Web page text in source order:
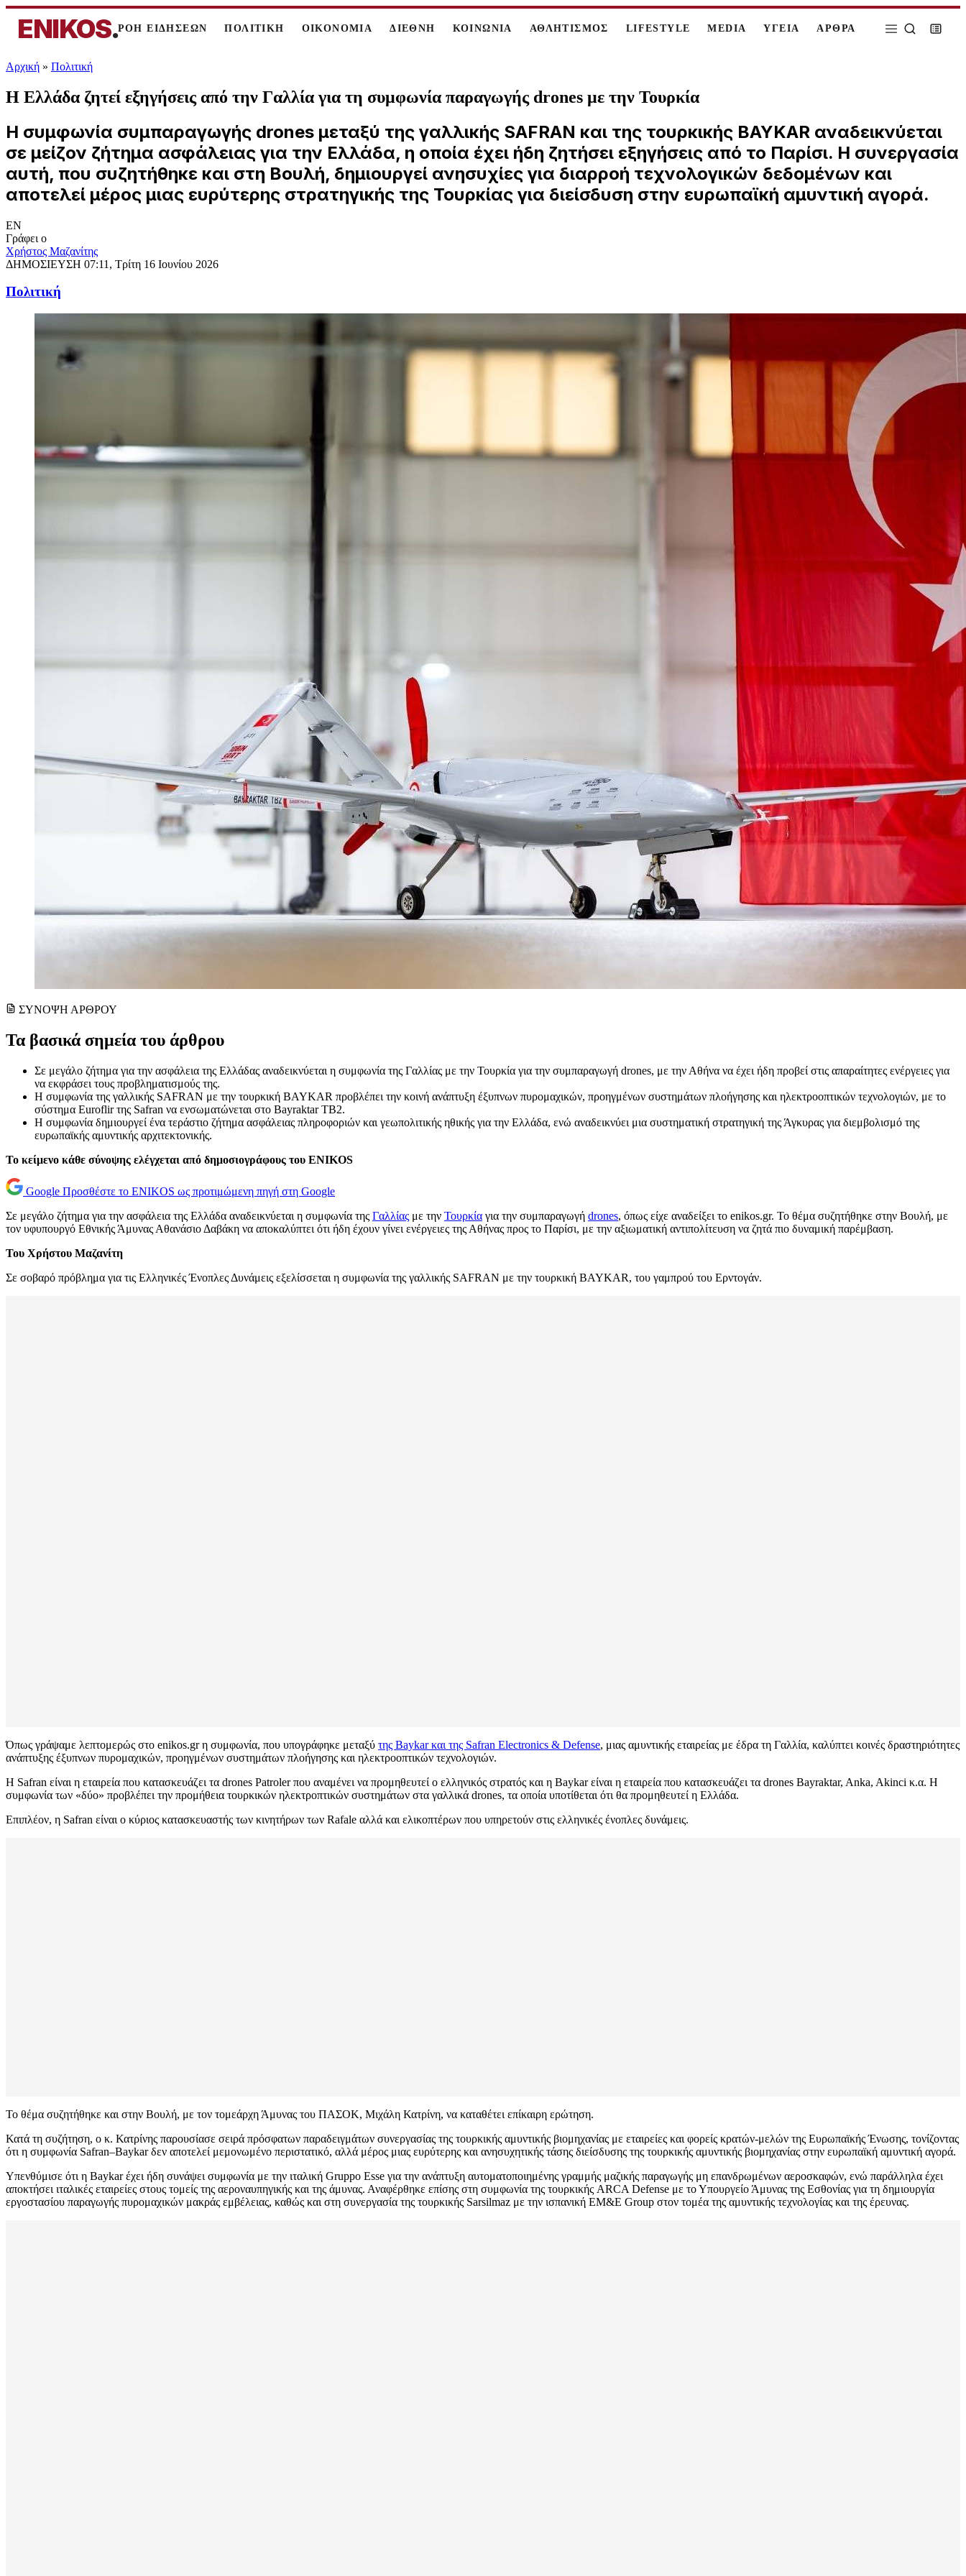
ENIKOS.ΡΟΗ ΕΙΔΗΣΕΩΝ ΠΟΛΙΤΙΚΗ ΟΙΚΟΝΟΜΙΑ ΔΙΕΘΝΗ ΚΟΙΝΩΝΙΑ ΑΘΛΗΤΙΣΜΟΣ LIFESTYLE MEDIA ΥΓΕΙΑ ΑΡΘΡΑ
Αρχική » Πολιτική
Η Ελλάδα ζητεί εξηγήσεις από την Γαλλία για τη συμφωνία παραγωγής drones με την Τουρκία
Η συμφωνία συμπαραγωγής drones μεταξύ της γαλλικής SAFRAN και της τουρκικής BAYKAR αναδεικνύεται
σε μείζον ζήτημα ασφάλειας για την Ελλάδα, η οποία έχει ήδη ζητήσει εξηγήσεις από το Παρίσι. Η συνεργασία
αυτή, που συζητήθηκε και στη Βουλή, δημιουργεί ανησυχίες για διαρροή τεχνολογικών δεδομένων και
αποτελεί μέρος μιας ευρύτερης στρατηγικής της Τουρκίας για διείσδυση στην ευρωπαϊκή αμυντική αγορά.
EN
Γράφει ο
Χρήστος Μαζανίτης
ΔΗΜΟΣΙΕΥΣΗ 07:11, Τρίτη 16 Ιουνίου 2026
Πολιτική
ΣΥΝΟΨΗ ΑΡΘΡΟΥ
Τα βασικά σημεία του άρθρου
Σε μεγάλο ζήτημα για την ασφάλεια της Ελλάδας αναδεικνύεται η συμφωνία της Γαλλίας με την Τουρκία για την συμπαραγωγή drones, με την Αθήνα να έχει ήδη προβεί στις απαραίτητες ενέργειες για
να εκφράσει τους προβληματισμούς της.
Η συμφωνία της γαλλικής SAFRAN με την τουρκική BAYKAR προβλέπει την κοινή ανάπτυξη έξυπνων πυρομαχικών, προηγμένων συστημάτων πλοήγησης και ηλεκτροοπτικών τεχνολογιών, με το
σύστημα Euroflir της Safran να ενσωματώνεται στο Bayraktar TB2.
Η συμφωνία δημιουργεί ένα τεράστιο ζήτημα ασφάλειας πληροφοριών και γεωπολιτικής ηθικής για την Ελλάδα, ενώ αναδεικνύει μια συστηματική στρατηγική της Άγκυρας για διεμβολισμό της
ευρωπαϊκής αμυντικής αρχιτεκτονικής.
Το κείμενο κάθε σύνοψης ελέγχεται από δημοσιογράφους του ENIKOS
Google Προσθέστε το ENIKOS ως προτιμώμενη πηγή στη Google
Σε μεγάλο ζήτημα για την ασφάλεια της Ελλάδα αναδεικνύεται η συμφωνία της Γαλλίας με την Τουρκία για την συμπαραγωγή drones, όπως είχε αναδείξει το enikos.gr. Το θέμα συζητήθηκε στην Βουλή, με
τον υφυπουργό Εθνικής Άμυνας Αθανάσιο Δαβάκη να αποκαλύπτει ότι ήδη έχουν γίνει ενέργειες της Αθήνας προς το Παρίσι, με την αξιωματική αντιπολίτευση να ζητά πιο δυναμική παρέμβαση.
Του Χρήστου Μαζανίτη
Σε σοβαρό πρόβλημα για τις Ελληνικές Ένοπλες Δυνάμεις εξελίσσεται η συμφωνία της γαλλικής SAFRAN με την τουρκική BAYKAR, του γαμπρού του Ερντογάν.
Όπως γράψαμε λεπτομερώς στο enikos.gr η συμφωνία, που υπογράφηκε μεταξύ της Baykar και της Safran Electronics & Defense, μιας αμυντικής εταιρείας με έδρα τη Γαλλία, καλύπτει κοινές δραστηριότητες
ανάπτυξης έξυπνων πυρομαχικών, προηγμένων συστημάτων πλοήγησης και ηλεκτροοπτικών τεχνολογιών.
Η Safran είναι η εταιρεία που κατασκευάζει τα drones Patroler που αναμένει να προμηθευτεί ο ελληνικός στρατός και η Baykar είναι η εταιρεία που κατασκευάζει τα drones Bayraktar, Anka, Akinci κ.α. Η
συμφωνία των «δύο» προβλέπει την προμήθεια τουρκικών ηλεκτροπτικών συστημάτων στα γαλλικά drones, τα οποία υποτίθεται ότι θα προμηθευτεί η Ελλάδα.
Επιπλέον, η Safran είναι ο κύριος κατασκευαστής των κινητήρων των Rafale αλλά και ελικοπτέρων που υπηρετούν στις ελληνικές ένοπλες δυνάμεις.
Το θέμα συζητήθηκε και στην Βουλή, με τον τομεάρχη Άμυνας του ΠΑΣΟΚ, Μιχάλη Κατρίνη, να καταθέτει επίκαιρη ερώτηση.
Κατά τη συζήτηση, ο κ. Κατρίνης παρουσίασε σειρά πρόσφατων παραδειγμάτων συνεργασίας της τουρκικής αμυντικής βιομηχανίας με εταιρείες και φορείς κρατών-μελών της Ευρωπαϊκής Ένωσης, τονίζοντας
ότι η συμφωνία Safran–Baykar δεν αποτελεί μεμονωμένο περιστατικό, αλλά μέρος μιας ευρύτερης και ανησυχητικής τάσης διείσδυσης της τουρκικής αμυντικής βιομηχανίας στην ευρωπαϊκή αμυντική αγορά.
Υπενθύμισε ότι η Baykar έχει ήδη συνάψει συμφωνία με την ιταλική Gruppo Esse για την ανάπτυξη αυτοματοποιημένης γραμμής μαζικής παραγωγής μη επανδρωμένων αεροσκαφών, ενώ παράλληλα έχει
αποκτήσει ιταλικές εταιρείες στους τομείς της αεροναυπηγικής και της άμυνας. Αναφέρθηκε επίσης στη συμφωνία της τουρκικής ARCA Defense με το Υπουργείο Άμυνας της Εσθονίας για τη δημιουργία
εργοστασίου παραγωγής πυρομαχικών μακράς εμβέλειας, καθώς και στη συνεργασία της τουρκικής Sarsilmaz με την ισπανική EM&E Group στον τομέα της αμυντικής τεχνολογίας και της έρευνας.